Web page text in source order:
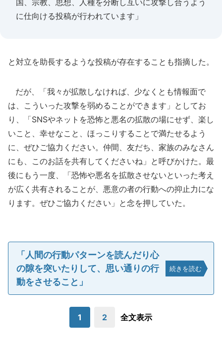
国、宗教、思想、人種を分断し互いに攻撃し合うよう
に仕向ける投稿が行われています」
と対立を助長するような投稿が存在することも指摘した。
だが、「我々が拡散しなければ、少なくとも情報面で
は、こういった攻撃を弱めることができます」としてお
り、「SNSやネットを恐怖と悪名の拡散の場にせず、楽し
いこと、幸せなこと、ほっこりすることで満たせるよう
に、ぜひご協力ください。仲間、友だち、家族のみなさん
にも、このお話を共有してくださいね」と呼びかけた。最
後にもう一度、「恐怖や悪名を拡散させないといった考え
が広く共有されることが、悪意の者の行動への抑止力にな
ります。ぜひご協力ください」と念を押していた。
「人間の行動パターンを読んだり心
の隙を突いたりして、思い通りの行
動をさせること」
続きを読む
1 2 全文表示